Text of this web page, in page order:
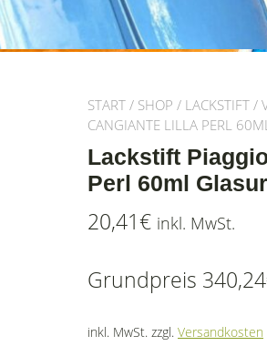
START / SHOP / LACKSTIFT /
CANGIANTE LILLA PERL
Lackstift
Perl 60ml
20,41€ inkl. MwSt.
Grundpreis 340,24
inkl. MwSt. zzgl. Versandkosten